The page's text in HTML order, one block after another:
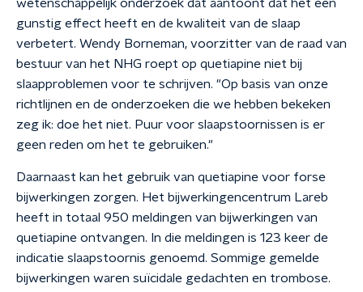
wetenschappelijk onderzoek dat aantoont dat het een
gunstig effect heeft en de kwaliteit van de slaap
verbetert. Wendy Borneman, voorzitter van de raad van
bestuur van het NHG roept op quetiapine niet bij
slaapproblemen voor te schrijven. "Op basis van onze
richtlijnen en de onderzoeken die we hebben bekeken
zeg ik: doe het niet. Puur voor slaapstoornissen is er
geen reden om het te gebruiken."
Daarnaast kan het gebruik van quetiapine voor forse
bijwerkingen zorgen. Het bijwerkingencentrum Lareb
heeft in totaal 950 meldingen van bijwerkingen van
quetiapine ontvangen. In die meldingen is 123 keer de
indicatie slaapstoornis genoemd. Sommige gemelde
bijwerkingen waren suïcidale gedachten en trombose.